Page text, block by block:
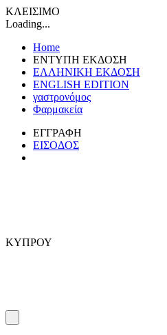
ΚΛΕΙΣΙΜΟ
Loading...
Home
ΕΝΤΥΠΗ ΕΚΔΟΣΗ
ΕΛΛΗΝΙΚΗ ΕΚΔΟΣΗ
ENGLISH EDITION
γαστρονόμος
Φαρμακεία
ΕΓΓΡΑΦΗ
ΕΙΣΟΔΟΣ
ΚΥΠΡΟΥ